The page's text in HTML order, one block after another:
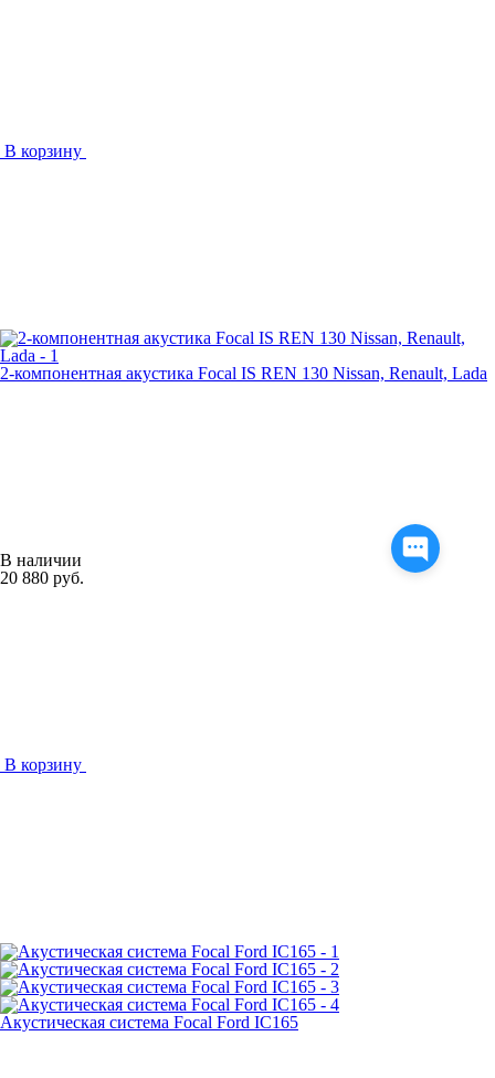
В корзину
2-компонентная акустика Focal IS REN 130 Nissan, Renault, Lada
В наличии
20 880 руб.
В корзину
Акустическая система Focal Ford IC165